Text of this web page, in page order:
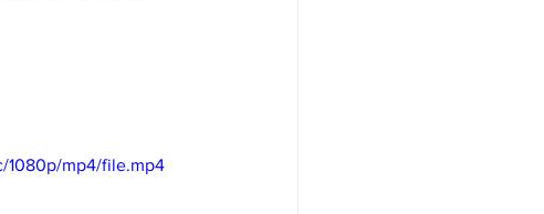
1080p/mp4/file.mp4